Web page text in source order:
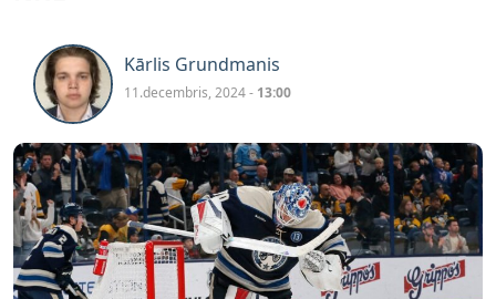
Kārlis Grundmanis
11.decembris, 2024 - 13:00